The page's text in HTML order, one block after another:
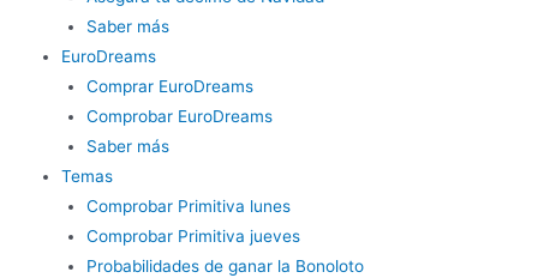
Saber más
EuroDreams
Comprar EuroDreams
Comprobar EuroDreams
Saber más
Temas
Comprobar Primitiva lunes
Comprobar Primitiva jueves
Probabilidades de ganar la Bonoloto